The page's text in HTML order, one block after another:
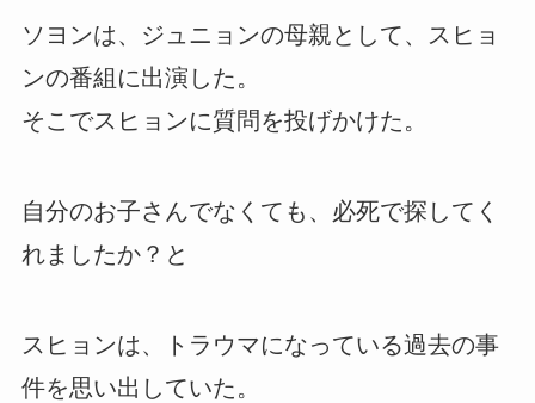
ソヨンは、ジュニョンの母親として、スヒョ
ンの番組に出演した。
そこでスヒョンに質問を投げかけた。
自分のお子さんでなくても、必死で探してく
れましたか？と
スヒョンは、トラウマになっている過去の事
件を思い出していた。